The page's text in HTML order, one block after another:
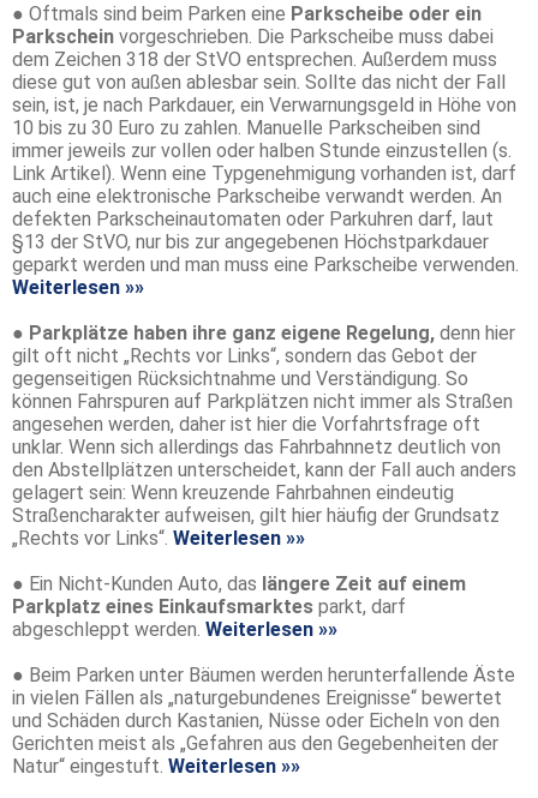
● Oftmals sind beim Parken eine Parkscheibe oder ein
Parkschein vorgeschrieben. Die Parkscheibe muss dabei
dem Zeichen 318 der StVO entsprechen. Außerdem muss
diese gut von außen ablesbar sein. Sollte das nicht der Fall
sein, ist, je nach Parkdauer, ein Verwarnungsgeld in Höhe von
10 bis zu 30 Euro zu zahlen. Manuelle Parkscheiben sind
immer jeweils zur vollen oder halben Stunde einzustellen (s.
Link Artikel). Wenn eine Typgenehmigung vorhanden ist, darf
auch eine elektronische Parkscheibe verwandt werden. An
defekten Parkscheinautomaten oder Parkuhren darf, laut
§13 der StVO, nur bis zur angegebenen Höchstparkdauer
geparkt werden und man muss eine Parkscheibe verwenden.
Weiterlesen »»
● Parkplätze haben ihre ganz eigene Regelung, denn hier
gilt oft nicht „Rechts vor Links“, sondern das Gebot der
gegenseitigen Rücksichtnahme und Verständigung. So
können Fahrspuren auf Parkplätzen nicht immer als Straßen
angesehen werden, daher ist hier die Vorfahrtsfrage oft
unklar. Wenn sich allerdings das Fahrbahnnetz deutlich von
den Abstellplätzen unterscheidet, kann der Fall auch anders
gelagert sein: Wenn kreuzende Fahrbahnen eindeutig
Straßencharakter aufweisen, gilt hier häufig der Grundsatz
„Rechts vor Links“. Weiterlesen »»
● Ein Nicht-Kunden Auto, das längere Zeit auf einem
Parkplatz eines Einkaufsmarktes parkt, darf
abgeschleppt werden. Weiterlesen »»
● Beim Parken unter Bäumen werden herunterfallende Äste
in vielen Fällen als „naturgebundenes Ereignisse“ bewertet
und Schäden durch Kastanien, Nüsse oder Eicheln von den
Gerichten meist als „Gefahren aus den Gegebenheiten der
Natur“ eingestuft. Weiterlesen »»